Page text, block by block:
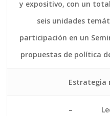
y expositivo, con un
seis unidades
participación en un
propuestas de política
Estrategia
–